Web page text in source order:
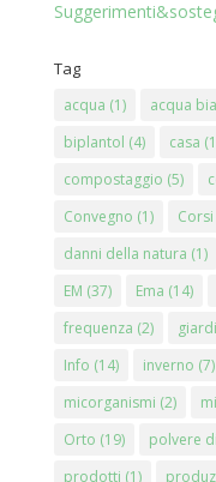
Tag
acqua (1) acqua
biplantol (4) casa
compostaggio (5)
Convegno (1) Corsi
danni della natura (1)
EM (37) Ema (14)
frequenza (2)
Info (14) inverno (7)
micorganismi (2)
Orto (19) polvere
prodotti (1)